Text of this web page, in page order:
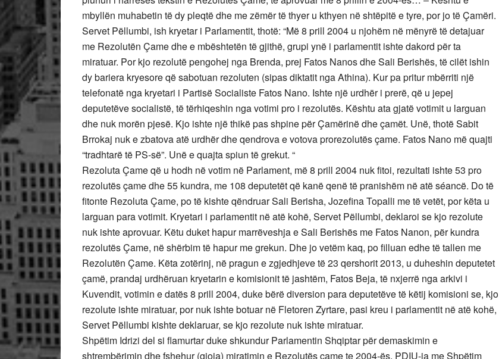
mbyllën muhabetin të dy pleqtë dhe me zëmër të thyer u kthyen në shtëpitë e tyre, por jo të Çamëri.
Servet Pëllumbi, ish kryetar i Parlamentit, thotë: “Më 8 prill 2004 u njohëm në mënyrë të detajuar
me Rezolutën Çame dhe e mbështetën të gjithë, grupi ynë i parlamentit ishte dakord për ta
miratuar. Por kjo rezolutë pengohej nga Brenda, prej Fatos Nanos dhe Sali Berishës, të cilët ishin
dy bariera kryesore që sabotuan rezoluten (sipas diktatit nga Athina). Kur pa pritur mbërriti një
telefonatë nga kryetari i Partisë Socialiste Fatos Nano. Ishte një urdhër i prerë, që u jepej
deputetëve socialistë, të tërhiqeshin nga votimi pro i rezolutës. Kështu ata gjatë votimit u larguan
dhe nuk morën pjesë. Kjo ishte një thikë pas shpine për Çamërinë dhe çamët. Unë, thotë Sabit
Brrokaj nuk e zbatova atë urdhër dhe qendrova e votova prorezolutës çame. Fatos Nano më quajti
“tradhtarë të PS-së”. Unë e quajta spiun të grekut. “
Rezoluta Çame që u hodh në votim në Parlament, më 8 prill 2004 nuk fitoi, rezultati ishte 53 pro
rezolutës çame dhe 55 kundra, me 108 deputetët që kanë qenë të pranishëm në atë séancë. Do të
fitonte Rezoluta Çame, po të kishte qëndruar Sali Berisha, Jozefina Topalli me të vetët, por këta u
larguan para votimit. Kryetari i parlamentit në atë kohë, Servet Pëllumbi, deklaroi se kjo rezolute
nuk ishte aprovuar. Këtu duket hapur marrëveshja e Sali Berishës me Fatos Nanon, për kundra
rezolutës Çame, në shërbim të hapur me grekun. Dhe jo vetëm kaq, po filluan edhe të tallen me
Rezolutën Çame. Këta zotërinj, në pragun e zgjedhjeve të 23 qershorit 2013, u duheshin deputetet
çamë, prandaj urdhëruan kryetarin e komisionit të jashtëm, Fatos Beja, të nxjerrë nga arkivi i
Kuvendit, votimin e datës 8 prill 2004, duke bërë diversion para deputetëve të këtij komisioni se, kjo
rezolute ishte miratuar, por nuk ishte botuar në Fletoren Zyrtare, pasi kreu i parlamentit në atë kohë,
Servet Pëllumbi kishte deklaruar, se kjo rezolute nuk ishte miratuar.
Shpëtim Idrizi del si flamurtar duke shkundur Parlamentin Shqiptar për demaskimin e
shtrembërimin dhe fshehur (gjoja) miratimin e Rezolutës çame te 2004-ës. PDIU-ja me Shpëtim